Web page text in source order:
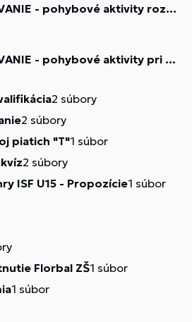
INOVAČNÉ VZDELÁVANIE - pohybové aktivity rozvoj koordinačných schopností
INOVAČNÉ VZDELÁVANIE - pohybové aktivity pri vyučovaní atletiky
2 súbory
2 súbory
piatich "T"1 súbor
2 súbory
ISF U15 - Propozície1 súbor
Florbal ZŠ1 súbor
1 súbor